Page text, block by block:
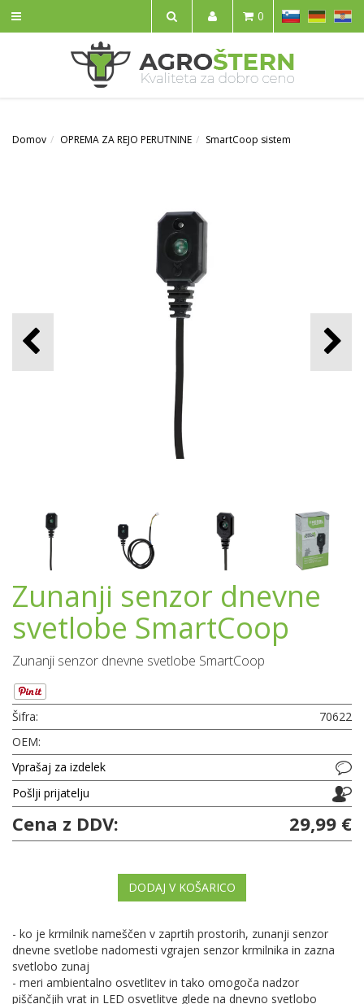
IŠČI
SL HR
0
Domov OPREMA ZA REJO PERUTNINE SmartCoop sistem
Zunanji senzor dnevne
svetlobe SmartCoop
Zunanji senzor dnevne svetlobe SmartCoop
Šifra:
70622
OEM:
Vprašaj za izdelek
Pošlji prijatelju
Cena z DDV: 29,99 €
DODAJ V KOŠARICO
- ko je krmilnik nameščen v zaprtih prostorih, zunanji senzor
dnevne svetlobe nadomesti vgrajen senzor krmilnika in zazna
svetlobo zunaj
- meri ambientalno osvetlitev in tako omogoča nadzor
piščančjih vrat in LED osvetlitve glede na dnevno svetlobo